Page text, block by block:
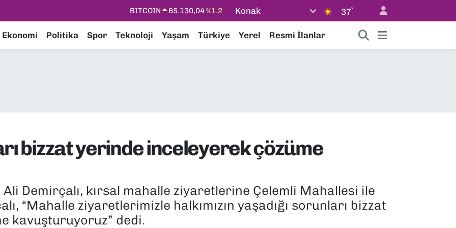
EURO
55,0265%0.01
Konak 37°
Ekonomi Politika Spor Teknoloji Yaşam Türkiye Yerel Resmi İlanlar
bizzat yerinde inceleyerek çözüme
Ali Demirçalı, kırsal mahalle ziyaretlerine Çelemli Mahallesi ile
“Mahalle ziyaretlerimizle halkımızın yaşadığı sorunları bizzat
kavuşturuyoruz” dedi.